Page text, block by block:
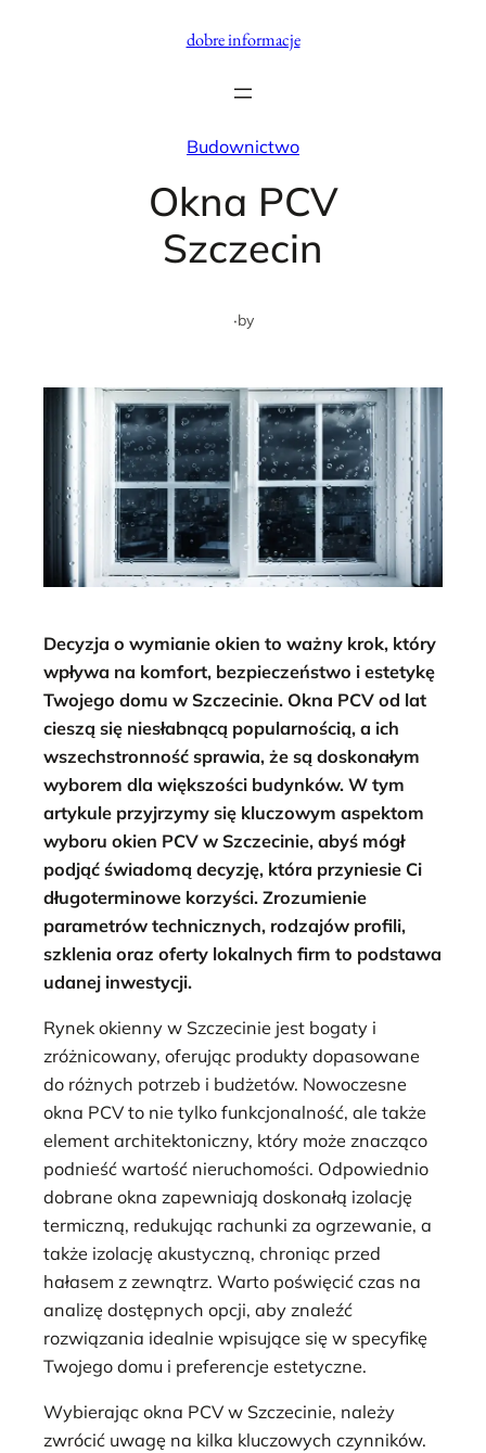
dobre informacje
Budownictwo
Okna PCV
Szczecin
·by
Decyzja o wymianie okien to ważny krok, który
wpływa na komfort, bezpieczeństwo i estetykę
Twojego domu w Szczecinie. Okna PCV od lat
cieszą się niesłabnącą popularnością, a ich
wszechstronność sprawia, że są doskonałym
wyborem dla większości budynków. W tym
artykule przyjrzymy się kluczowym aspektom
wyboru okien PCV w Szczecinie, abyś mógł
podjąć świadomą decyzję, która przyniesie Ci
długoterminowe korzyści. Zrozumienie
parametrów technicznych, rodzajów profili,
szklenia oraz oferty lokalnych firm to podstawa
udanej inwestycji.
Rynek okienny w Szczecinie jest bogaty i
zróżnicowany, oferując produkty dopasowane
do różnych potrzeb i budżetów. Nowoczesne
okna PCV to nie tylko funkcjonalność, ale także
element architektoniczny, który może znacząco
podnieść wartość nieruchomości. Odpowiednio
dobrane okna zapewniają doskonałą izolację
termiczną, redukując rachunki za ogrzewanie, a
także izolację akustyczną, chroniąc przed
hałasem z zewnątrz. Warto poświęcić czas na
analizę dostępnych opcji, aby znaleźć
rozwiązania idealnie wpisujące się w specyfikę
Twojego domu i preferencje estetyczne.
Wybierając okna PCV w Szczecinie, należy
zwrócić uwagę na kilka kluczowych czynników.